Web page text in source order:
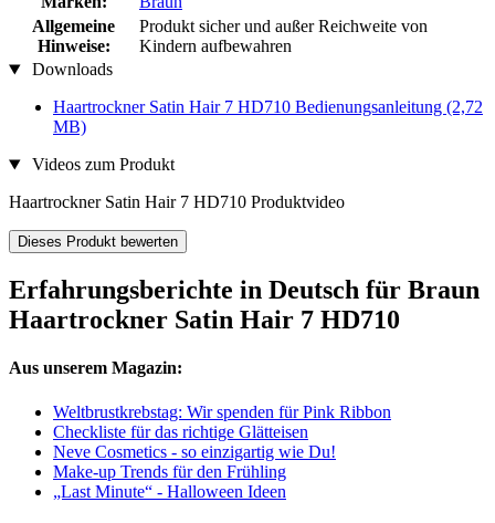
Allgemeine
Hinweise:
Produkt sicher und außer Reichweite von
Kindern aufbewahren
Downloads
Haartrockner Satin Hair 7 HD710 Bedienungsanleitung (2,72
MB)
Videos zum Produkt
Haartrockner Satin Hair 7 HD710 Produktvideo
Dieses Produkt bewerten
Erfahrungsberichte in Deutsch für Braun
Haartrockner Satin Hair 7 HD710
Aus unserem Magazin:
Weltbrustkrebstag: Wir spenden für Pink Ribbon
Checkliste für das richtige Glätteisen
Neve Cosmetics - so einzigartig wie Du!
Make-up Trends für den Frühling
„Last Minute“ - Halloween Ideen